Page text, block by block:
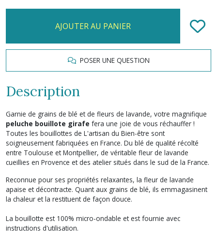
AJOUTER AU PANIER
POSER UNE QUESTION
Description
Garnie de grains de blé et de fleurs de lavande, votre magnifique
peluche bouillote girafe fera une joie de vous réchauffer !
Toutes les bouillottes de L'artisan du Bien-être sont
soigneusement fabriquées en France. Du blé de qualité récolté
entre Toulouse et Montpellier, de véritable fleur de lavande
cueillies en Provence et des atelier situés dans le sud de la France.
Reconnue pour ses propriétés relaxantes, la fleur de lavande
apaise et décontracte. Quant aux grains de blé, ils emmagasinent
la chaleur et la restituent de façon douce.
La bouillotte est 100% micro-ondable et est fournie avec
instructions d'utilisation.